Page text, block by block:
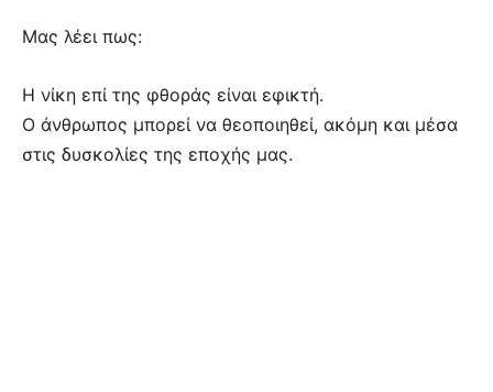
Μας λέει πως:
Η νίκη επί της φθοράς είναι εφικτή.
Ο άνθρωπος μπορεί να θεοποιηθεί, ακόμη και μέσα
στις δυσκολίες της εποχής μας.